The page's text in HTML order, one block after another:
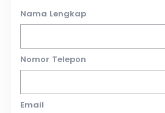
Nama Lengkap
Nomor Telepon
Email